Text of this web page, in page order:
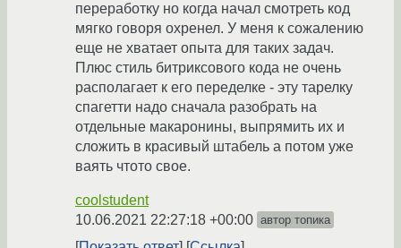
переработку но когда начал смотреть код
мягко говоря охренел. У меня к сожалению
еще не хватает опыта для таких задач.
Плюс стиль битриксового кода не очень
располагает к его переделке - эту тарелку
спагетти надо сначала разобрать на
отдельные макаронины, выпрямить их и
сложить в красивый штабель а потом уже
ваять чтото свое.
coolstudent
10.06.2021 22:27:18 +00:00 автор топика